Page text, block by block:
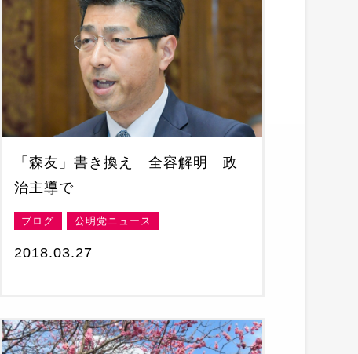
「森友」書き換え 全容解明 政
治主導で
ブログ 公明党ニュース
2018.03.27